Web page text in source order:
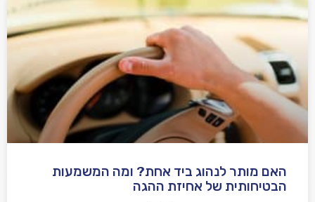
האם מותר לנהוג ביד אחת? ומה המשמעות
הבטיחותית של אחיזת ההגה